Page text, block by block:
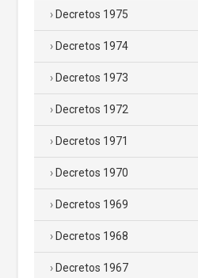
Decretos 1975
Decretos 1974
Decretos 1973
Decretos 1972
Decretos 1971
Decretos 1970
Decretos 1969
Decretos 1968
Decretos 1967